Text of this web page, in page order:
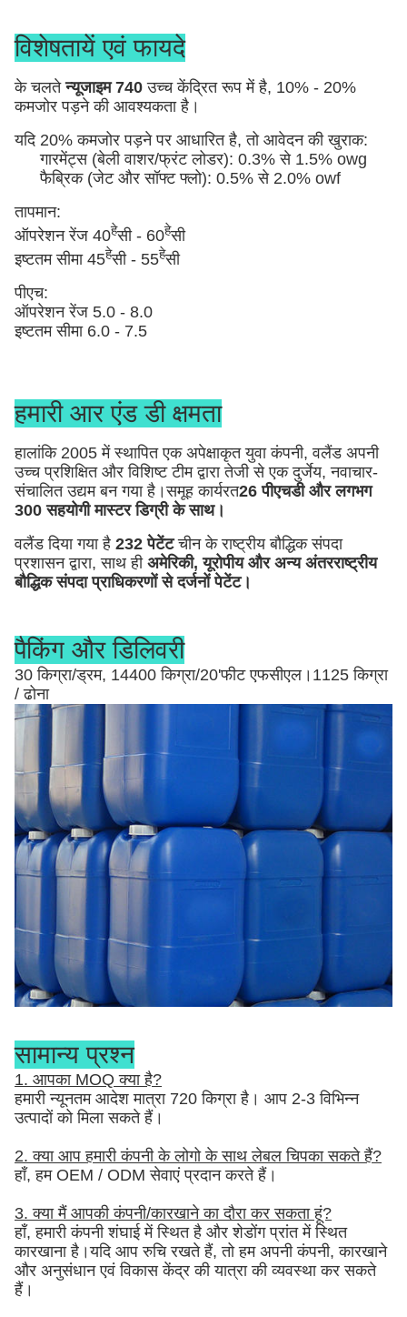
विशेषतायें एवं फायदे
के चलतेन्यूजाइम 740उच्च केंद्रित रूप में है, 10% - 20%
कमजोर पड़ने की आवश्यकता है।
यदि 20% कमजोर पड़ने पर आधारित है, तो आवेदन की खुराक:
गारमेंट्स (बेली वाशर/फ्रंट लोडर): 0.3% से 1.5% owg
फैब्रिक (जेट और सॉफ्ट फ्लो): 0.5% से 2.0% owf
तापमान:
ऑपरेशन रेंज 40हेसी - 60हेसी
इष्टतम सीमा 45हेसी - 55हेसी
पीएच:
ऑपरेशन रेंज 5.0 - 8.0
इष्टतम सीमा 6.0 - 7.5
हमारी आर एंड डी क्षमता
हालांकि 2005 में स्थापित एक अपेक्षाकृत युवा कंपनी, वलैंड अपनी
उच्च प्रशिक्षित और विशिष्ट टीम द्वारा तेजी से एक दुर्जेय, नवाचार-
संचालित उद्यम बन गया है।समूह कार्यरत26 पीएचडी और लगभग
300 सहयोगी मास्टर डिग्री के साथ।
वलैंड दिया गया है 232 पेटेंटचीन के राष्ट्रीय बौद्धिक संपदा
प्रशासन द्वारा, साथ ही अमेरिकी, यूरोपीय और अन्य अंतरराष्ट्रीय
बौद्धिक संपदा प्राधिकरणों से दर्जनों पेटेंट।
पैकिंग और डिलिवरी
30 किग्रा/ड्रम, 14400 किग्रा/20'फीट एफसीएल।1125 किग्रा
/ ढोना
सामान्य प्रश्न
1. आपका MOQ क्या है?
हमारी न्यूनतम आदेश मात्रा 720 किग्रा है। आप 2-3 विभिन्न
उत्पादों को मिला सकते हैं।
2. क्या आप हमारी कंपनी के लोगो के साथ लेबल चिपका सकते हैं?
हाँ, हम OEM / ODM सेवाएं प्रदान करते हैं।
3. क्या मैं आपकी कंपनी/कारखाने का दौरा कर सकता हूं?
हाँ, हमारी कंपनी शंघाई में स्थित है और शेडोंग प्रांत में स्थित
कारखाना है।यदि आप रुचि रखते हैं, तो हम अपनी कंपनी, कारखाने
और अनुसंधान एवं विकास केंद्र की यात्रा की व्यवस्था कर सकते
हैं।